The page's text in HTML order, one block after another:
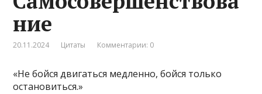
ние
20.11.2024 Цитаты Комментарии: 0
«Не бойся двигаться медленно, бойся только
остановиться.»